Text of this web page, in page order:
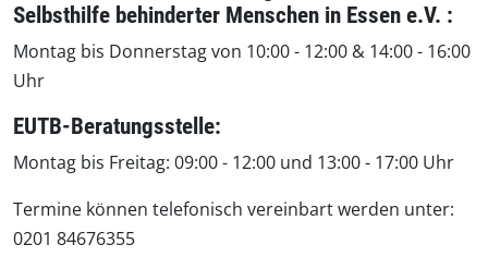
Selbsthilfe behinderter Menschen in Essen e.V. :
Montag bis Donnerstag von 10:00 - 12:00 & 14:00 - 16:00
Uhr
EUTB-Beratungsstelle:
Montag bis Freitag: 09:00 - 12:00 und 13:00 - 17:00 Uhr
Termine können telefonisch vereinbart werden unter:
0201 84676355